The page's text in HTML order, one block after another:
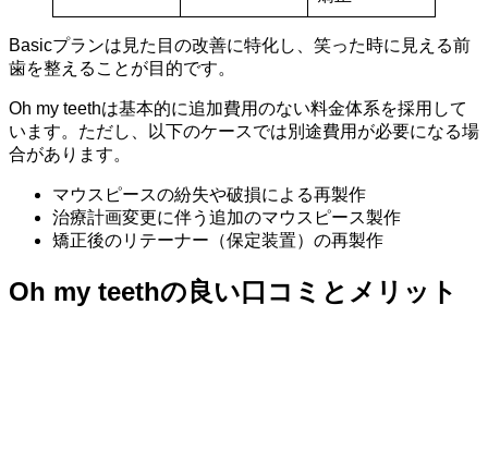
Basicプランは見た目の改善に特化し、笑った時に見える前
歯を整えることが目的です。
Oh my teethは基本的に追加費用のない料金体系を採用して
います。ただし、以下のケースでは別途費用が必要になる場
合があります。
マウスピースの紛失や破損による再製作
治療計画変更に伴う追加のマウスピース製作
矯正後のリテーナー（保定装置）の再製作
Oh my teethの良い口コミとメリット